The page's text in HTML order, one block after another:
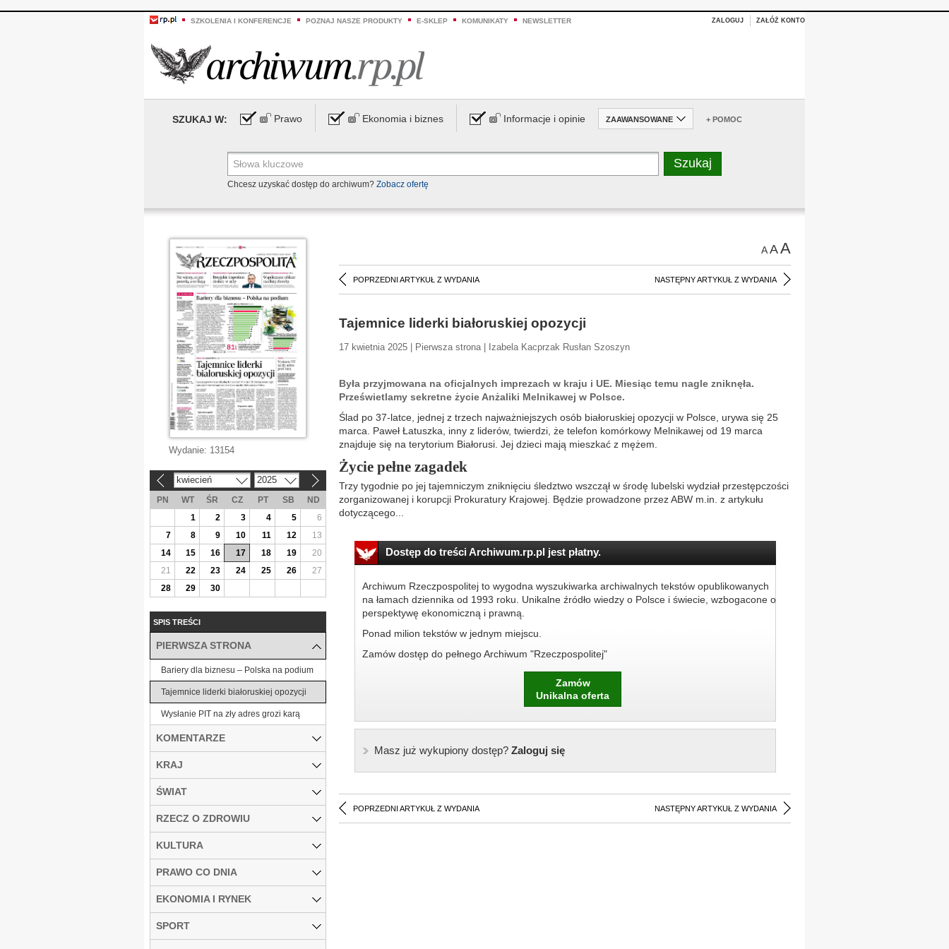
SZKOLENIA I KONFERENCJE POZNAJ NASZE PRODUKTY E-SKLEP KOMUNIKATY NEWSLETTER ZALOGUJ ZAŁÓŻ KONTO
SZUKAJ W: Prawo Ekonomia i biznes Informacje i opinie ZAAWANSOWANE + POMOC
Chcesz uzyskać dostęp do archiwum? Zobacz ofertę
AAA
POPRZEDNI ARTYKUŁ Z WYDANIA NASTĘPNY ARTYKUŁ Z WYDANIA
Tajemnice liderki białoruskiej opozycji
17 kwietnia 2025 | Pierwsza strona | Izabela Kacprzak Rusłan Szoszyn
Była przyjmowana na oficjalnych imprezach w kraju i UE. Miesiąc temu nagle zniknęła.
Prześwietlamy sekretne życie Anżaliki Melnikawej w Polsce.
Ślad po 37-latce, jednej z trzech najważniejszych osób białoruskiej opozycji w Polsce, urywa się 25
marca. Paweł Łatuszka, inny z liderów, twierdzi, że telefon komórkowy Melnikawej od 19 marca
znajduje się na terytorium Białorusi. Jej dzieci mają mieszkać z mężem.
Życie pełne zagadek
Trzy tygodnie po jej tajemniczym zniknięciu śledztwo wszczął w środę lubelski wydział przestępczości
zorganizowanej i korupcji Prokuratury Krajowej. Będzie prowadzone przez ABW m.in. z artykułu
dotyczącego...
Dostęp do treści Archiwum.rp.pl jest płatny.
Archiwum Rzeczpospolitej to wygodna wyszukiwarka archiwalnych tekstów opublikowanych
na łamach dziennika od 1993 roku. Unikalne źródło wiedzy o Polsce i świecie, wzbogacone o
perspektywę ekonomiczną i prawną.
Ponad milion tekstów w jednym miejscu.
Zamów dostęp do pełnego Archiwum "Rzeczpospolitej"
Zamów
Unikalna oferta
Masz już wykupiony dostęp?Zaloguj się
POPRZEDNI ARTYKUŁ Z WYDANIA NASTĘPNY ARTYKUŁ Z WYDANIA
Wydanie: 13154
kwiecień 2025
PN WT ŚR CZ PT SB
ND
1
2 3 4 5
6
7
8 9 10 11 12
13
14
15 16 17 18 19
20
21
22 23 24 25 26
27
28
29 30
SPIS TREŚCI
PIERWSZA STRONA
Bariery dla biznesu – Polska na podium
Tajemnice liderki białoruskiej opozycji
Wysłanie PIT na zły adres grozi karą
KOMENTARZE
KRAJ
ŚWIAT
RZECZ O ZDROWIU
KULTURA
PRAWO CO DNIA
EKONOMIA I RYNEK
SPORT